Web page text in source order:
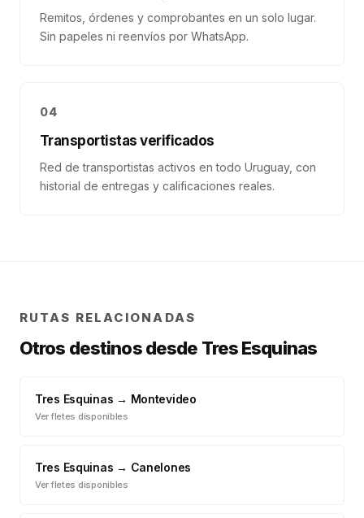
Remitos, órdenes y comprobantes en un solo lugar.
Sin papeles ni reenvíos por WhatsApp.
04
Transportistas verificados
Red de transportistas activos en todo Uruguay, con
historial de entregas y calificaciones reales.
RUTAS RELACIONADAS
Otros destinos desde Tres Esquinas
Tres Esquinas → Montevideo
Ver fletes disponibles
Tres Esquinas → Canelones
Ver fletes disponibles